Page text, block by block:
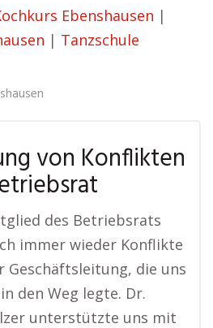
Ebenshausen |
| Tanzschule
von Konflikten
des Betriebsrats
immer wieder Konflikte
Geschäftsleitung, die uns
den Weg legte. Dr.
unterstützte uns mit